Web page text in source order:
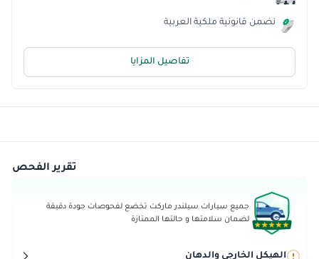
نضمن قانونية ملكية العربية
تفاصيل المزايا
تقرير الفحص
جميع سيارات سيلندر ماركت تخضع لفحوصات جودة دقيقة
لضمان سلامتها و حالتها الممتازة
الهيكل الخارجي والدهان